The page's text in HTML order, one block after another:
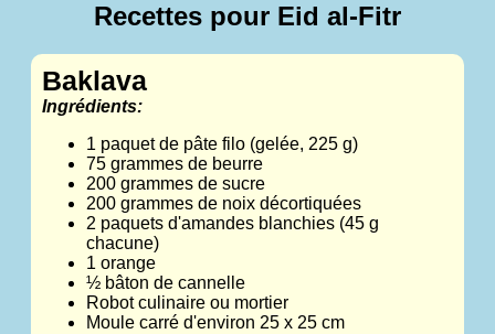
Recettes pour Eid al-Fitr
Baklava
Ingrédients:
1 paquet de pâte filo (gelée, 225 g)
75 grammes de beurre
200 grammes de sucre
200 grammes de noix décortiquées
2 paquets d'amandes blanchies (45 g
chacune)
1 orange
½ bâton de cannelle
Robot culinaire ou mortier
Moule carré d'environ 25 x 25 cm